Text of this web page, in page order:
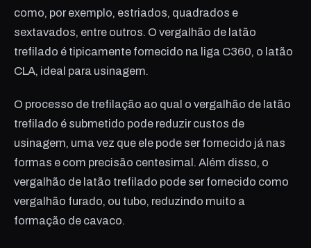
como, por exemplo, estriados, quadrados e
sextavados, entre outros. O vergalhão de latão
trefilado é tipicamente fornecido na liga C360, o latão
CLA, ideal para usinagem.
O processo de trefilação ao qual o vergalhão de latão
trefilado é submetido pode reduzir custos de
usinagem, uma vez que ele pode ser fornecido já nas
formas e com precisão centesimal. Além disso, o
vergalhão de latão trefilado pode ser fornecido como
vergalhão furado, ou tubo, reduzindo muito a
formação de cavaco.